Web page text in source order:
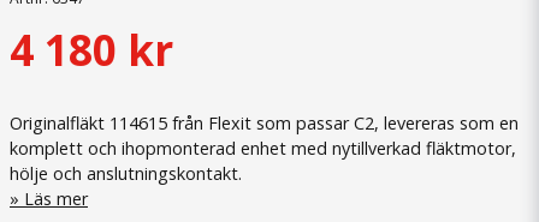
4 180 kr
Originalfläkt 114615 från Flexit som passar C2, levereras som en
komplett och ihopmonterad enhet med nytillverkad fläktmotor,
hölje och anslutningskontakt.
Läs mer